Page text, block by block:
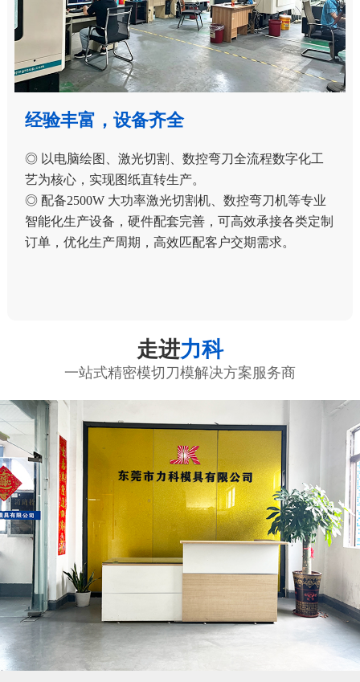
经验丰富，设备齐全
◎ 以电脑绘图、激光切割、数控弯刀全流程数字化工
艺为核心，实现图纸直转生产。
◎ 配备2500W 大功率激光切割机、数控弯刀机等专业
智能化生产设备，硬件配套完善，可高效承接各类定制
订单，优化生产周期，高效匹配客户交期需求。
走进力科
一站式精密模切刀模解决方案服务商